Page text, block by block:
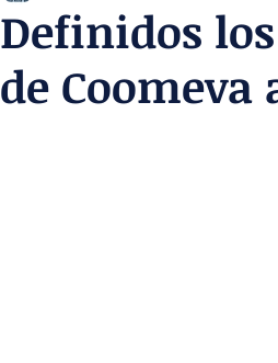
Definidos
de Coomeva